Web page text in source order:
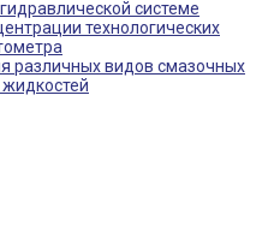
системе
технологических
различных видов смазочных
жидкостей